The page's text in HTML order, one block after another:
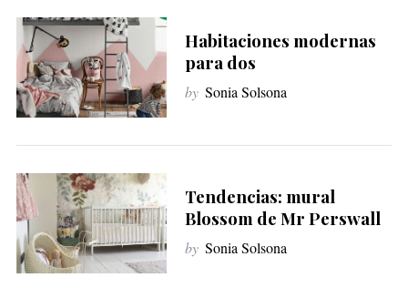
Habitaciones modernas
para dos
by Sonia Solsona
Tendencias: mural
Blossom de Mr Perswall
by Sonia Solsona